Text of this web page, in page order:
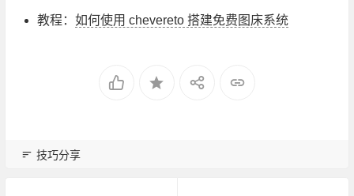
教程： 如何使用 chevereto 搭建免费图床系统
技巧分享